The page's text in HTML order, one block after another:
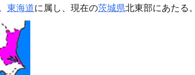
東海道に属し、現在の茨城県北東部にあたる。